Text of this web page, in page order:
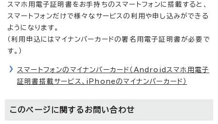
スマホ用電子証明書をお手持ちのスマートフォンに搭載すると、
スマートフォンだけで様々なサービスの利用や申し込みができる
ようになります。
（利用申込にはマイナンバーカードの署名用電子証明書が必要で
す。）
スマートフォンのマイナンバーカード（Androidスマホ用電子
証明書搭載サービス、iPhoneのマイナンバーカード）
このページに関する お問い合わせ